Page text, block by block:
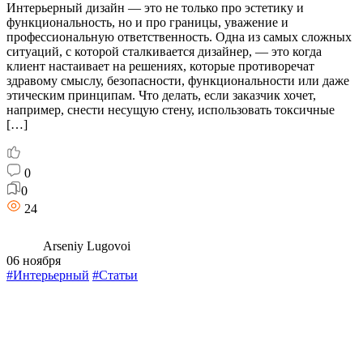
Интерьерный дизайн — это не только про эстетику и
функциональность, но и про границы, уважение и
профессиональную ответственность. Одна из самых сложных
ситуаций, с которой сталкивается дизайнер, — это когда
клиент настаивает на решениях, которые противоречат
здравому смыслу, безопасности, функциональности или даже
этическим принципам. Что делать, если заказчик хочет,
например, снести несущую стену, использовать токсичные
[…]
0
0
24
Arseniy Lugovoi
06 ноября
#Интерьерный #Статьи